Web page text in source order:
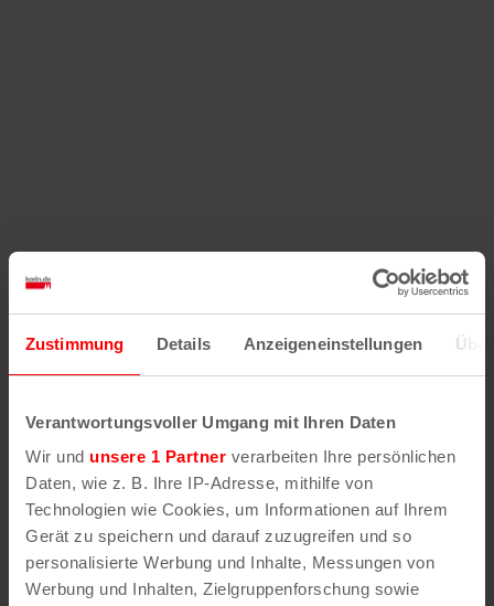
Zustimmung Details Anzeigeneinstellungen
Verantwortungsvoller Umgang mit Ihren Daten
Wir und unsere 1 Partner verarbeiten Ihre persönlichen
Daten, wie z. B. Ihre IP-Adresse, mithilfe von
Technologien wie Cookies, um Informationen auf Ihrem
Gerät zu speichern und darauf zuzugreifen und so
personalisierte Werbung und Inhalte, Messungen von
Werbung und Inhalten, Zielgruppenforschung sowie